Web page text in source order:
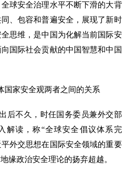
球安全治理水平不断下滑的大背
、包容和普遍安全，展现了新时
思维，是中国为化解当前国际安
国际社会贡献的中国智慧和中国
国家安全观两者之间的关系
后不久，时任国务委员兼外交部
解读，称“全球安全倡议体系完
外交思想在国际安全领域的重要
缘政治安全理论的扬弃超越。